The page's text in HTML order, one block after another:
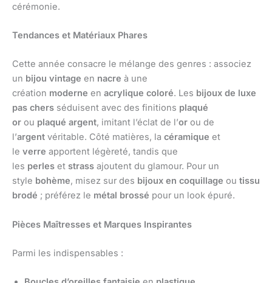
cérémonie.
Tendances et Matériaux Phares
Cette année consacre le mélange des genres : associez
un bijou vintage en nacre à une
création moderne en acrylique coloré. Les bijoux de luxe
pas chers séduisent avec des finitions plaqué
or ou plaqué argent, imitant l’éclat de l’or ou de
l’argent véritable. Côté matières, la céramique et
le verre apportent légèreté, tandis que
les perles et strass ajoutent du glamour. Pour un
style bohème, misez sur des bijoux en coquillage ou tissu
brodé ; préférez le métal brossé pour un look épuré.
Pièces Maîtresses et Marques Inspirantes
Parmi les indispensables :